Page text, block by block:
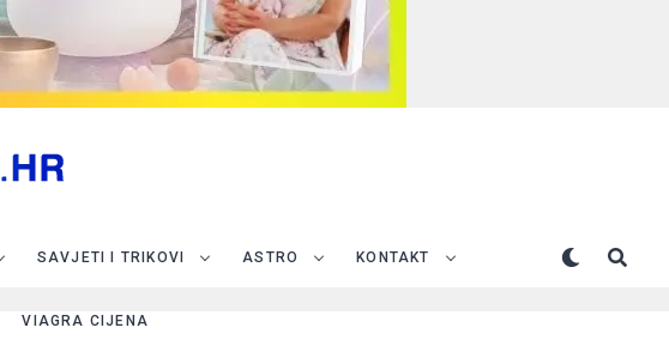
SAVJETI I TRIKOVI ASTRO KONTAKT
VIAGRA CIJENA